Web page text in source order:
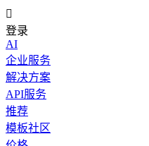

登录
AI
企业服务
解决方案
API服务
推荐
模板社区